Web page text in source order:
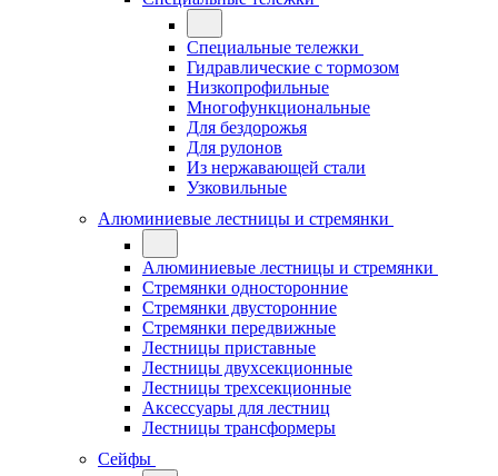
Специальные тележки
Гидравлические с тормозом
Низкопрофильные
Многофункциональные
Для бездорожья
Для рулонов
Из нержавающей стали
Узковильные
Алюминиевые лестницы и стремянки
Алюминиевые лестницы и стремянки
Стремянки односторонние
Стремянки двусторонние
Стремянки передвижные
Лестницы приставные
Лестницы двухсекционные
Лестницы трехсекционные
Аксессуары для лестниц
Лестницы трансформеры
Сейфы